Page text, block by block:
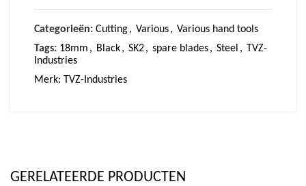
Categorieën: Cutting, Various, Various hand tools
Tags: 18mm , Black, SK2, spare blades, Steel , TVZ-
Industries
Merk: TVZ-Industries
GERELATEERDE PRODUCTEN